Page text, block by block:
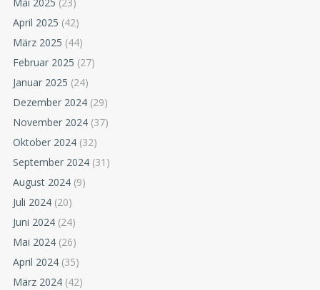
Mai 2025 (23)
April 2025 (42)
März 2025 (44)
Februar 2025 (27)
Januar 2025 (24)
Dezember 2024 (29)
November 2024 (37)
Oktober 2024 (32)
September 2024 (31)
August 2024 (9)
Juli 2024 (20)
Juni 2024 (24)
Mai 2024 (26)
April 2024 (35)
März 2024 (42)